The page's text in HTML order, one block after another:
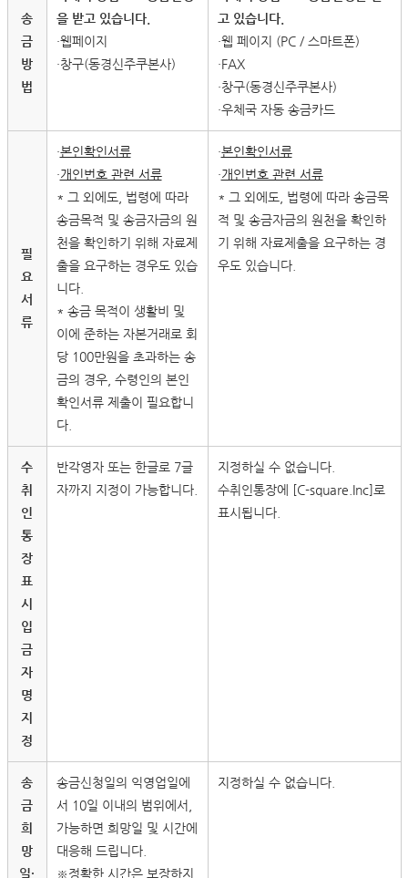
송
금
방
법
을 받고 있습니다.
・웹페이지
・창구(동경신주쿠본사)
고 있습니다.
・웹 페이지 (PC / 스마트폰)
・FAX
・창구(동경신주쿠본사)
・우체국 자동 송금카드
필
요
서
류
・본인확인서류
・개인번호 관련 서류
* 그 외에도, 법령에 따라
송금목적 및 송금자금의 원
천을 확인하기 위해 자료제
출을 요구하는 경우도 있습
니다.
* 송금 목적이 생활비 및
이에 준하는 자본거래로 회
당 100만원을 초과하는 송
금의 경우, 수령인의 본인
확인서류 제출이 필요합니
다.
・본인확인서류
・개인번호 관련 서류
* 그 외에도, 법령에 따라 송금목
적 및 송금자금의 원천을 확인하
기 위해 자료제출을 요구하는 경
우도 있습니다.
수
취
인
통
장
표
시
입
금
자
명
지
정
반각영자 또는 한글로 7글
자까지 지정이 가능합니다.
지정하실 수 없습니다.
수취인통장에 [C-square.Inc]로
표시됩니다.
송
금
희
망
일・
송금신청일의 익영업일에
서 10일 이내의 범위에서,
가능하면 희망일 및 시간에
대응해 드립니다.
※정확한 시간은 보장하지
지정하실 수 없습니다.